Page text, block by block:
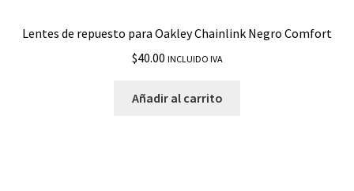
Lentes de repuesto para Oakley Chainlink Negro Comfort
$40.00 INCLUIDO IVA
Añadir al carrito